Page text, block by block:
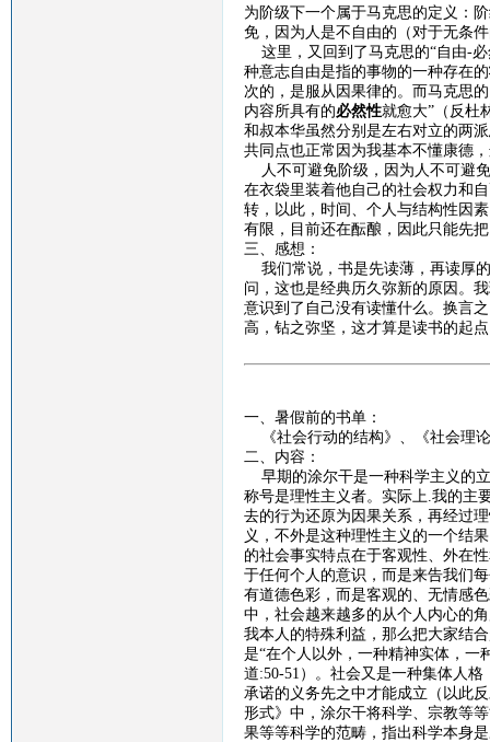
为阶级下一个属于马克思的定义：
免，因为人是不自由的（对于无条
这里，又回到了马克思的“自由-必
种意志自由是指的事物的一种存在
次的，是服从因果律的。而马克思
内容所具有的必然性就愈大”（反杜
和叔本华虽然分别是左右对立的两
共同点也正常因为我基本不懂康德
人不可避免阶级，因为人不可避
在衣袋里装着他自己的社会权力和
转，以此，时间、个人与结构性因
有限，目前还在酝酿，因此只能先
三、感想：
我们常说，书是先读薄，再读厚
问，这也是经典历久弥新的原因。
意识到了自己没有读懂什么。换言
高，钻之弥坚，这才算是读书的起
一、暑假前的书单：
《社会行动的结构》、《社会理
二、内容：
早期的涂尔干是一种科学主义的
称号是理性主义者。实际上 我的主
去的行为还原为因果关系，再经过
义，不外是这种理性主义的一个结
的社会事实特点在于客观性、外在
于任何个人的意识，而是来告我们
有道德色彩，而是客观的、无情感
中，社会越来越多的从个人内心的
我本人的特殊利益，那么把大家结
是“在个人以外，一种精神实体，一
道:50-51 ）。社会又是一种集体人
承诺的义务先之中才能成立（以此
形式》中，涂尔干将科学、宗教等
果等等科学的范畴，指出科学本身